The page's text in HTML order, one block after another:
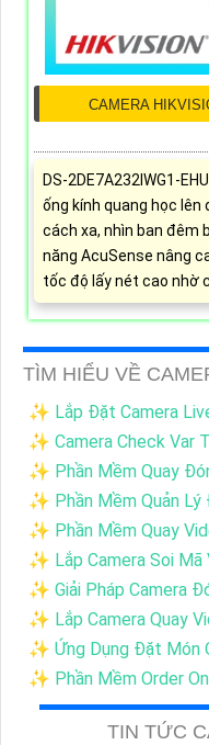
CAMERA
DS-2DE7A232IWG1-
ống kính quang học lên
cách xa, nhìn ban đêm
năng AcuSense nâng
tốc độ lấy nét cao nhờ
TÌM HIỂU VỀ
✨ Lắp Đặt Camera
✨ Camera Check Var
✨ Phần Mềm Quay
✨ Phần Mềm Quản Lý
✨ Phần Mềm Quay
✨ Lắp Camera Soi Mã
✨ Giải Pháp Camera
✨ Lắp Camera Quay
✨ Ứng Dụng Đặt Món
✨ Phần Mềm Order
TIN TỨC